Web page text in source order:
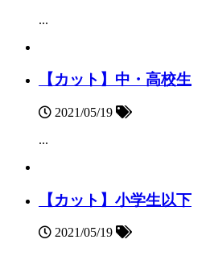
...
【カット】中・高校生
2021/05/19
...
【カット】小学生以下
2021/05/19